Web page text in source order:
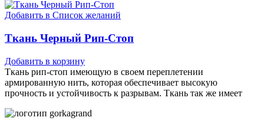
Добавить в Список желаний
Ткань Черный Рип-Стоп
Добавить в корзину
Ткань рип-стоп имеющую в своем переплетении
армированную нить, которая обеспечивает высокую
прочность и устойчивость к разрывам. Ткань так же имеет